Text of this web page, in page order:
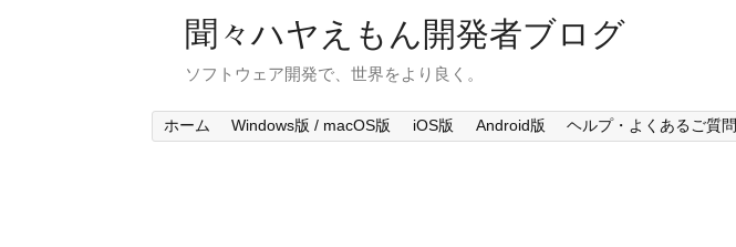
聞々ハヤえもん開発者ブログ
ソフトウェア開発で、世界をより良く。
ホーム Windows版 / macOS版 iOS版 Android版 ヘルプ・よくあるご質問